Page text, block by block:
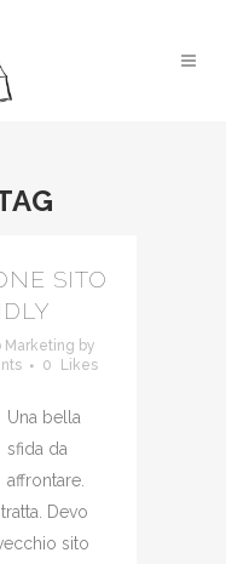
SITO
Marketing by
0
Likes
Una bella
sfida da
affrontare.
Devo
sito